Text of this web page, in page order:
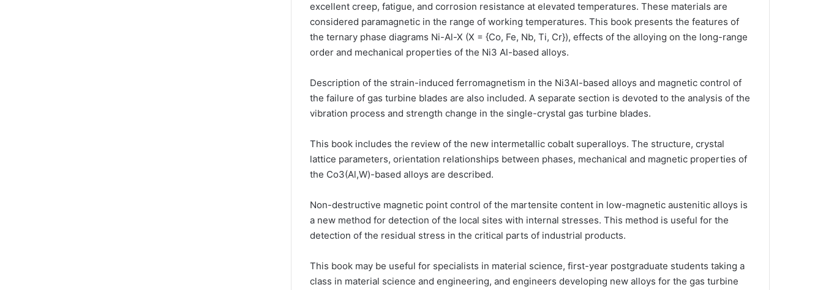
excellent creep, fatigue, and corrosion resistance at elevated temperatures. These materials are
considered paramagnetic in the range of working temperatures. This book presents the features of
the ternary phase diagrams Ni-Al-X (X = {Co, Fe, Nb, Ti, Cr}), effects of the alloying on the long-range
order and mechanical properties of the Ni3 Al-based alloys.
Description of the strain-induced ferromagnetism in the Ni3Al-based alloys and magnetic control of
the failure of gas turbine blades are also included. A separate section is devoted to the analysis of the
vibration process and strength change in the single-crystal gas turbine blades.
This book includes the review of the new intermetallic cobalt superalloys. The structure, crystal
lattice parameters, orientation relationships between phases, mechanical and magnetic properties of
the Co3(Al,W)-based alloys are described.
Non-destructive magnetic point control of the martensite content in low-magnetic austenitic alloys is
a new method for detection of the local sites with internal stresses. This method is useful for the
detection of the residual stress in the critical parts of industrial products.
This book may be useful for specialists in material science, first-year postgraduate students taking a
class in material science and engineering, and engineers developing new alloys for the gas turbine